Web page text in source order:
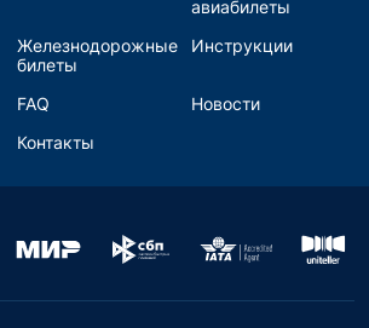
авиабилеты
Железнодорожные
билеты
Инструкции
FAQ
Новости
Контакты